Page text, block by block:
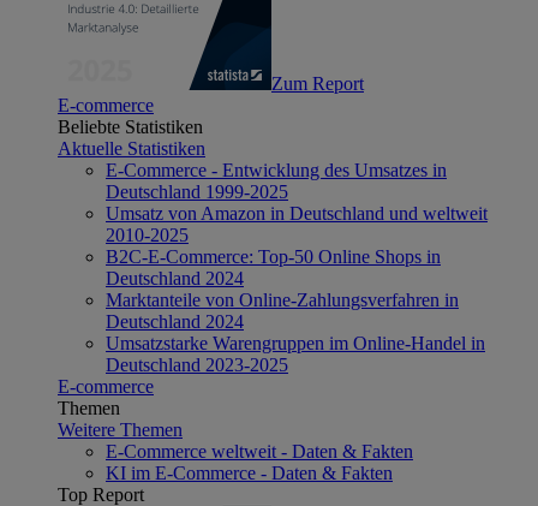
Zum Report
E-commerce
Beliebte Statistiken
Aktuelle Statistiken
E-Commerce - Entwicklung des Umsatzes in
Deutschland 1999-2025
Umsatz von Amazon in Deutschland und weltweit
2010-2025
B2C-E-Commerce: Top-50 Online Shops in
Deutschland 2024
Marktanteile von Online-Zahlungsverfahren in
Deutschland 2024
Umsatzstarke Warengruppen im Online-Handel in
Deutschland 2023-2025
E-commerce
Themen
Weitere Themen
E-Commerce weltweit - Daten & Fakten
KI im E-Commerce - Daten & Fakten
Top Report